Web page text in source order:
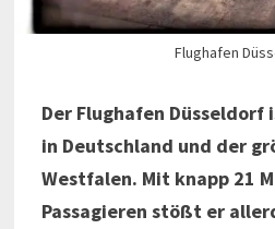
Flughafen
Der Flughafen
in Deutschland und der
Westfalen. Mit knapp 21
Passagieren stößt er